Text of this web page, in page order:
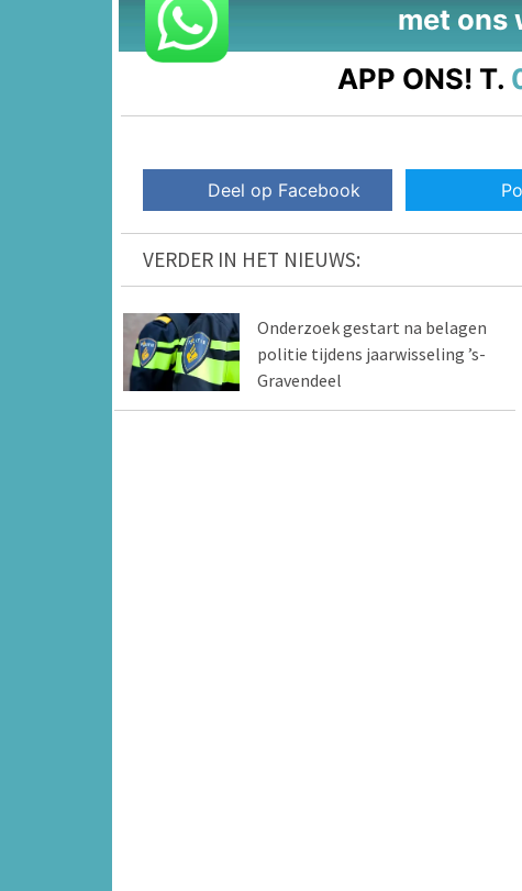
met ons
APP ONS! T.
Deel op Facebook
VERDER IN HET NIEUWS:
Onderzoek gestart na belagen
politie tijdens jaarwisseling ’s-
Gravendeel